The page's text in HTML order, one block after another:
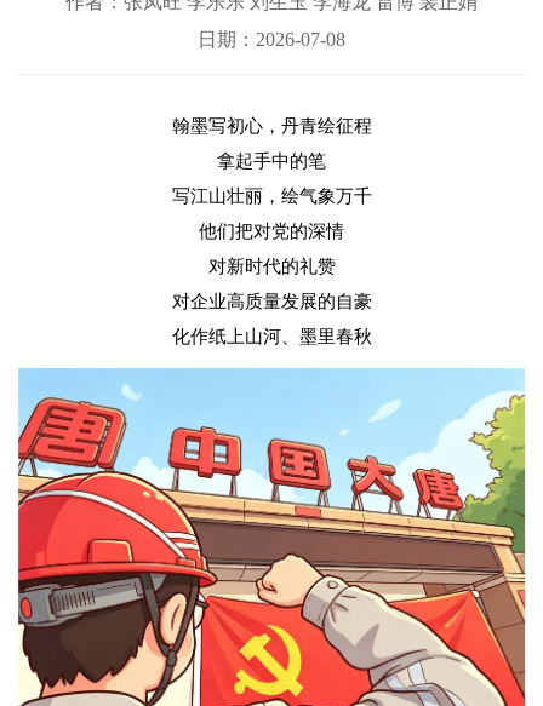
日期：2026-07-08
翰墨写初心，丹青绘征程
拿起手中的笔
写江山壮丽，绘气象万千
他们把对党的深情
对新时代的礼赞
对企业高质量发展的自豪
化作纸上山河、墨里春秋